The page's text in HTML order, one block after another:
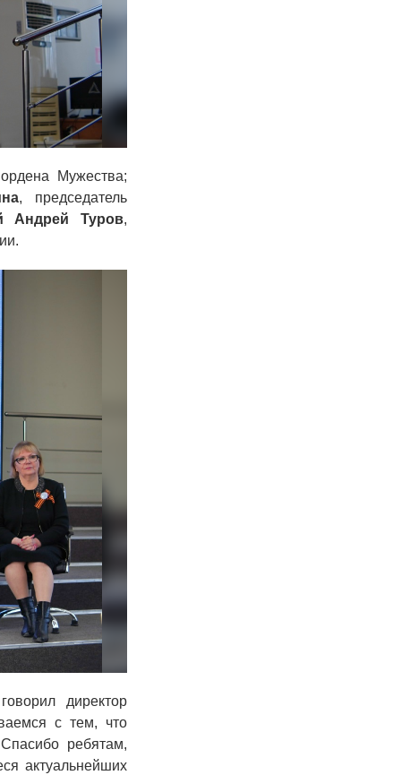
Мужества;
, председатель
Андрей Туров,
директор
с тем, что
ребятам,
актуальнейших